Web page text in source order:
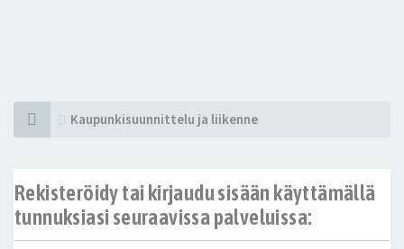
Kaupunkisuunnittelu ja liikenne
Rekisteröidy tai kirjaudu sisään käyttämällä
tunnuksiasi seuraavissa palveluissa: